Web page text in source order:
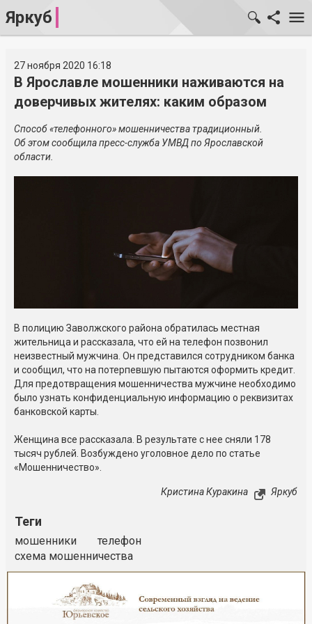
Яркуб
27 ноября 2020 16:18
В Ярославле мошенники наживаются на
доверчивых жителях: каким образом
Способ «телефонного» мошенничества традиционный.
Об этом сообщила пресс-служба УМВД по Ярославской
области.
В полицию Заволжского района обратилась местная
жительница и рассказала, что ей на телефон позвонил
неизвестный мужчина. Он представился сотрудником банка
и сообщил, что на потерпевшую пытаются оформить кредит.
Для предотвращения мошенничества мужчине необходимо
было узнать конфиденциальную информацию о реквизитах
банковской карты.
Женщина все рассказала. В результате с нее сняли 178
тысяч рублей. Возбуждено уголовное дело по статье
«Мошенничество».
Кристина Куракина Яркуб
Теги
мошенники
телефон
схема мошенничества